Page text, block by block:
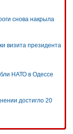
снова накрыла
визита президента
НАТО в Одессе
достигло 20